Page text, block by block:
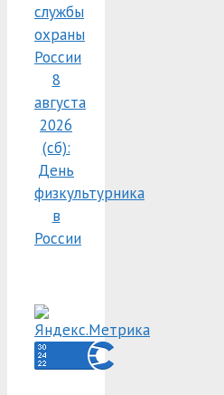
службы
охраны
России
8
августа
2026
(сб):
День
физкультурника
в
России